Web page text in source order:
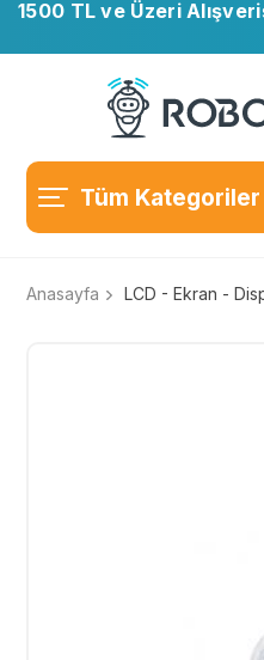
1500 TL ve Üzeri
Tüm Kategoriler
Anasayfa LCD - Ekran -